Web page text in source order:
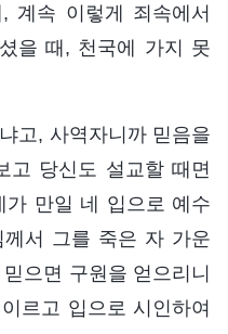
계속 이렇게 죄속에서
을 때, 천국에 가지 못
고, 사역자니까 믿음을
고 당신도 설교할 때면
가 만일 네 입으로 예수
서 그를 죽은 자 가운
으면 구원을 얻으리니
르고 입으로 시인하여